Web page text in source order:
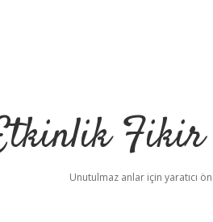
Fikir
Unutulmaz anlar için yaratıcı